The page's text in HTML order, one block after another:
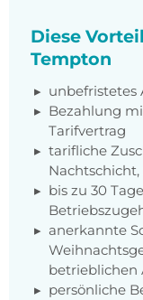
Diese
Tempton
unbefristetes
Bezahlung
Tarifvertrag
tarifliche
bis zu 30
anerkannte
betrieblichen
persönliche